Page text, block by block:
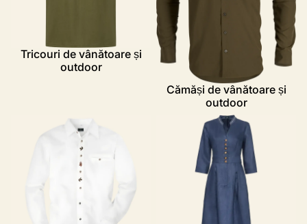
Tricouri de vânătoare și
outdoor
Cămăși de vânătoare și
outdoor
Haine vânătoarești elegante
pentru evenimente și ocazii
Echipament de vânătoare
pentru damă